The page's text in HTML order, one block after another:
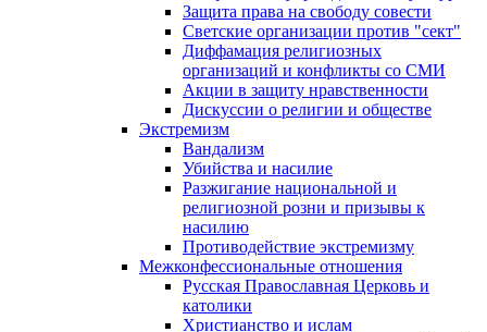
Защита права на свободу совести
Светские организации против "сект"
Диффамация религиозных
организаций и конфликты со СМИ
Акции в защиту нравственности
Дискуссии о религии и обществе
Экстремизм
Вандализм
Убийства и насилие
Разжигание национальной и
религиозной розни и призывы к
насилию
Противодействие экстремизму
Межконфессиональные отношения
Русская Православная Церковь и
католики
Христианство и ислам